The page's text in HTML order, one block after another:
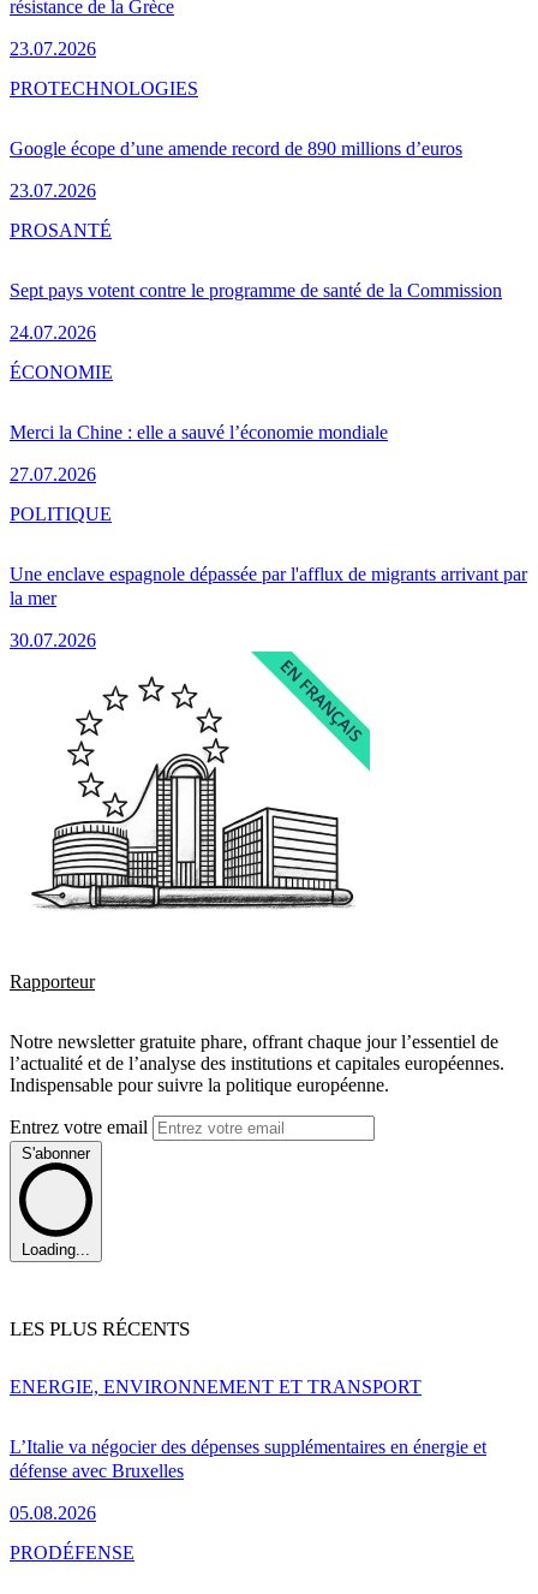
résistance de la Grèce
23.07.2026
Google écope d’une amende record de 890 millions d’euros
23.07.2026
PROTECHNOLOGIES
Sept pays votent contre le programme de santé de la Commission
24.07.2026
PROSANTÉ
Merci la Chine : elle a sauvé l’économie mondiale
27.07.2026
ÉCONOMIE
Une enclave espagnole dépassée par l'afflux de migrants arrivant par
la mer
30.07.2026
POLITIQUE
Rapporteur
Notre newsletter gratuite phare, offrant chaque jour l’essentiel de
l’actualité et de l’analyse des institutions et capitales européennes.
Indispensable pour suivre la politique européenne.
Entrez votre email
S'abonner
Loading...
LES PLUS RÉCENTS
L’Italie va négocier des dépenses supplémentaires en énergie et
défense avec Bruxelles
05.08.2026
ENERGIE, ENVIRONNEMENT ET TRANSPORT
PRODÉFENSE